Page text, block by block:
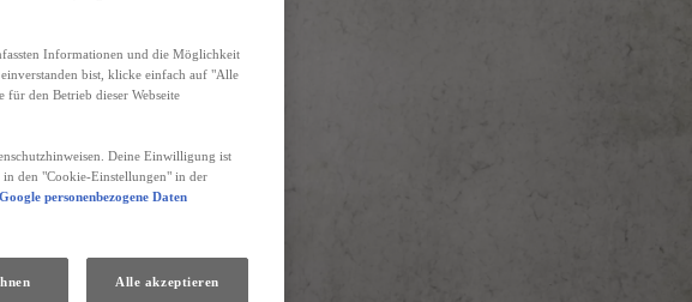
Informationen und die Möglichkeit
bist, klicke einfach auf "Alle
den Betrieb dieser Webseite
Deine Einwilligung ist
den "Cookie-Einstellungen" in der
personenbezogene Daten
Alle akzeptieren